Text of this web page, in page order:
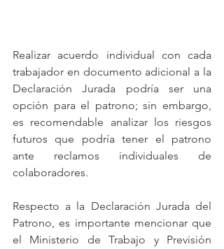
Realizar acuerdo individual con cada
trabajador en documento adicional a la
Declaración Jurada podría ser una
opción para el patrono; sin embargo,
es recomendable analizar los riesgos
futuros que podría tener el patrono
ante reclamos individuales de
colaboradores.
Respecto a la Declaración Jurada del
Patrono, es importante mencionar que
el Ministerio de Trabajo y Previsión